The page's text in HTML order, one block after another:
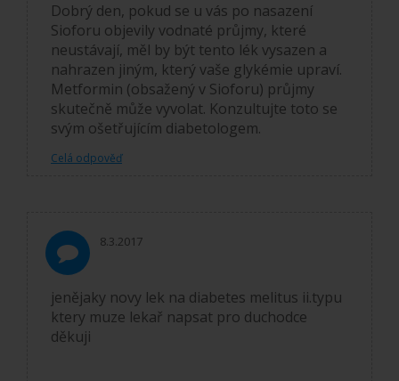
Dobrý den, pokud se u vás po nasazení
Sioforu objevily vodnaté průjmy, které
neustávají, měl by být tento lék vysazen a
nahrazen jiným, který vaše glykémie upraví.
Metformin (obsažený v Sioforu) průjmy
skutečně může vyvolat. Konzultujte toto se
svým ošetřujícím diabetologem.
Celá odpověď
8.3.2017
jenějaky novy lek na diabetes melitus ii.typu
ktery muze lekař napsat pro duchodce
děkuji